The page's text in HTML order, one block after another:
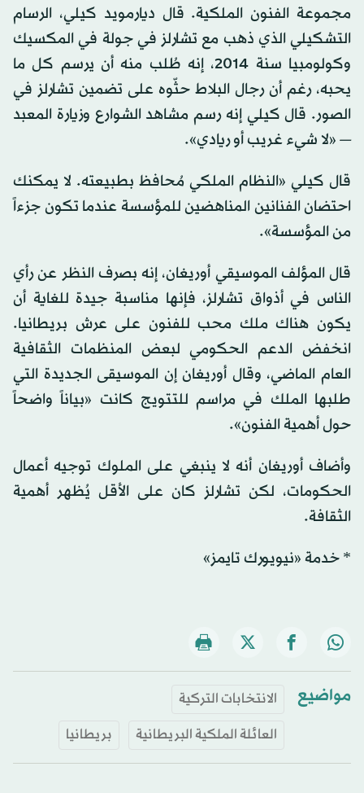
مجموعة الفنون الملكية. قال ديارمويد كيلي، الرسام
التشكيلي الذي ذهب مع تشارلز في جولة في المكسيك
وكولومبيا سنة 2014، إنه طُلب منه أن يرسم كل ما
يحبه، رغم أن رجال البلاط حثّوه على تضمين تشارلز في
الصور. قال كيلي إنه رسم مشاهد الشوارع وزيارة المعبد
— «لا شيء غريب أو ريادي».
قال كيلي «النظام الملكي مُحافظ بطبيعته. لا يمكنك
احتضان الفنانين المناهضين للمؤسسة عندما تكون جزءاً
من المؤسسة».
قال المؤلف الموسيقي أوريغان، إنه بصرف النظر عن رأي
الناس في أذواق تشارلز، فإنها مناسبة جيدة للغاية أن
يكون هناك ملك محب للفنون على عرش بريطانيا.
انخفض الدعم الحكومي لبعض المنظمات الثقافية
العام الماضي، وقال أوريغان إن الموسيقى الجديدة التي
طلبها الملك في مراسم للتتويج كانت «بياناً واضحاً
حول أهمية الفنون».
وأضاف أوريغان أنه لا ينبغي على الملوك توجيه أعمال
الحكومات، لكن تشارلز كان على الأقل يُظهر أهمية
الثقافة.
* خدمة «نيويورك تايمز»
مواضيع
الانتخابات التركية
العائلة الملكية البريطانية
بريطانيا